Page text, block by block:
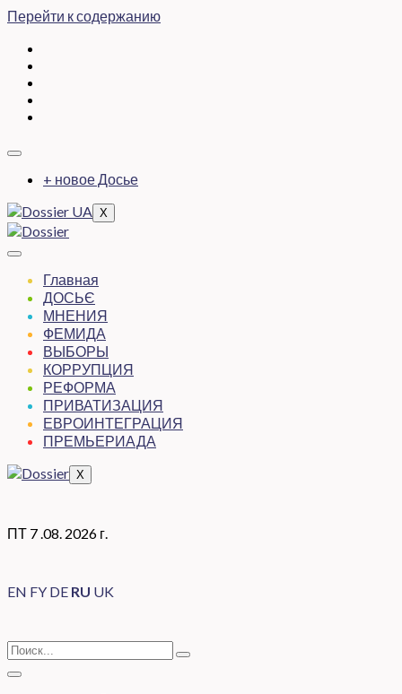
Перейти к содержанию
+ новое Досье
X
Главная
ДОСЬЄ
МНЕНИЯ
ФЕМИДА
ВЫБОРЫ
КОРРУПЦИЯ
РЕФОРМА
ПРИВАТИЗАЦИЯ
ЕВРОИНТЕГРАЦИЯ
ПРЕМЬЕРИАДА
X
ПТ 7 .08. 2026 г.
EN FY DE RU UK